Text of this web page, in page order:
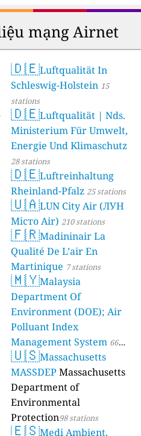
mạng Airnet
🇩🇪Luftqualität In
Schleswig-Holstein 15
stations
🇩🇪Luftqualität | Nds.
Ministerium Für Umwelt,
Energie Und Klimaschutz
28 stations
🇩🇪Luftreinhaltung
Rheinland-Pfalz 25 stations
🇺🇦LUN City Air (ЛУН
Місто Air) 210 stations
🇫🇷Madininair La
Qualité De L’air En
Martinique 7 stations
🇲🇾Malaysia
Department Of
Environment (DOE); Air
Polluant Index
Management System 66
stations
🇺🇸Massachusetts
MASSDEP Massachusetts
Department of
Environmental
Protection98 stations
🇪🇸Medi Ambient.